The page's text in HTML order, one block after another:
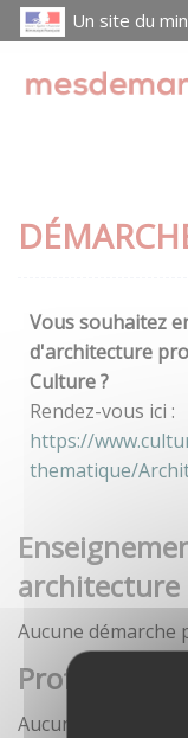
Un site du
Vous souhaitez
d'architecture
Culture ?
Rendez-vous ici :
https://
thematique/
architecture
Aucune démarche
Profession
Aucune démarche